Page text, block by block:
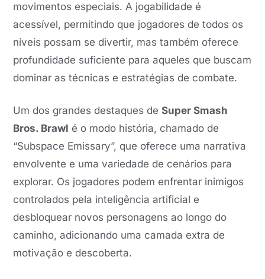
movimentos especiais. A jogabilidade é
acessível, permitindo que jogadores de todos os
níveis possam se divertir, mas também oferece
profundidade suficiente para aqueles que buscam
dominar as técnicas e estratégias de combate.
Um dos grandes destaques deSuper Smash
Bros. Brawl é o modo história, chamado de
“Subspace Emissary”, que oferece uma narrativa
envolvente e uma variedade de cenários para
explorar. Os jogadores podem enfrentar inimigos
controlados pela inteligência artificial e
desbloquear novos personagens ao longo do
caminho, adicionando uma camada extra de
motivação e descoberta.